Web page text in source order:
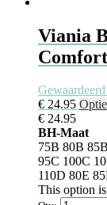
Viania
Gewaardeerd
€ 24.95
€ 24.95
BH-Maat
75B 80B 85B
95C 100C
110D 80E
This option